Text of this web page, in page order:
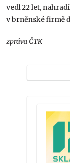
vedl 22 let,
v brněnské firmě
zpráva ČTK